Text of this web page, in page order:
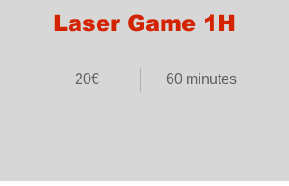
Laser Game 1H
20€ 60 minutes